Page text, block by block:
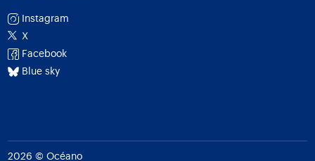
Instagram
X
Facebook
Blue sky
2026 © Océano